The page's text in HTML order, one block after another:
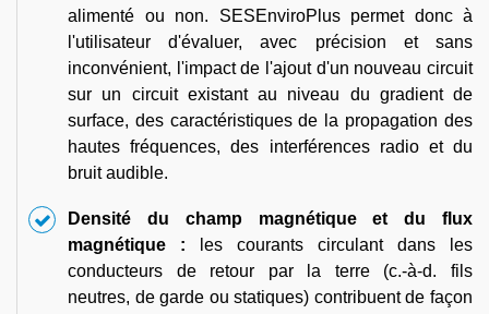
alimenté ou non. SESEnviroPlus permet donc à
l'utilisateur d'évaluer, avec précision et sans
inconvénient, l'impact de l'ajout d'un nouveau circuit
sur un circuit existant au niveau du gradient de
surface, des caractéristiques de la propagation des
hautes fréquences, des interférences radio et du
bruit audible.
Densité du champ magnétique et du flux
magnétique : les courants circulant dans les
conducteurs de retour par la terre (c.-à-d. fils
neutres, de garde ou statiques) contribuent de façon